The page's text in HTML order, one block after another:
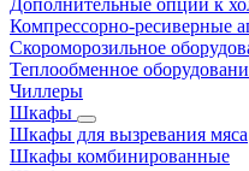
Дополнительные опции к
Компрессорно-ресиверные
Скороморозильное
Теплообменное
Чиллеры
Шкафы
Шкафы для вызревания мяса
Шкафы комбинированные